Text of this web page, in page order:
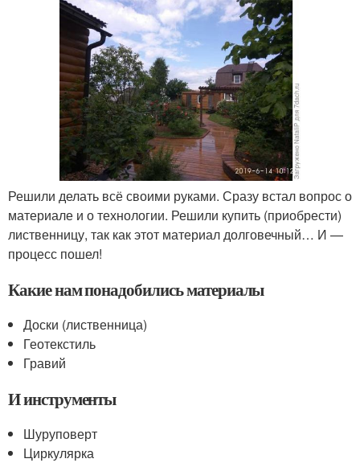
Решили делать всё своими руками. Сразу встал вопрос о
материале и о технологии. Решили купить (приобрести)
лиственницу, так как этот материал долговечный… И —
процесс пошел!
Какие нам понадобились материалы
Доски (лиственница)
Геотекстиль
Гравий
И инструменты
Шуруповерт
Циркулярка